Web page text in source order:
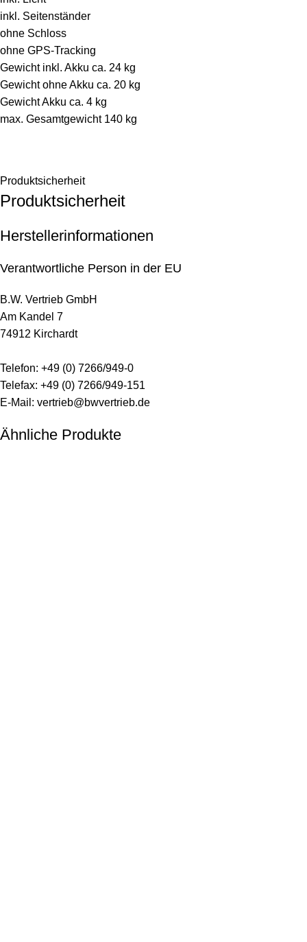
inkl. Seitenständer
ohne Schloss
ohne GPS-Tracking
Gewicht inkl. Akku ca. 24 kg
Gewicht ohne Akku ca. 20 kg
Gewicht Akku ca. 4 kg
max. Gesamtgewicht 140 kg
Produktsicherheit
Produktsicherheit
Herstellerinformationen
Verantwortliche Person in der EU
B.W. Vertrieb GmbH
Am Kandel 7
74912 Kirchardt
Telefon: +49 (0) 7266/949-0
Telefax: +49 (0) 7266/949-151
E-Mail: vertrieb@bwvertrieb.de
Ähnliche Produkte